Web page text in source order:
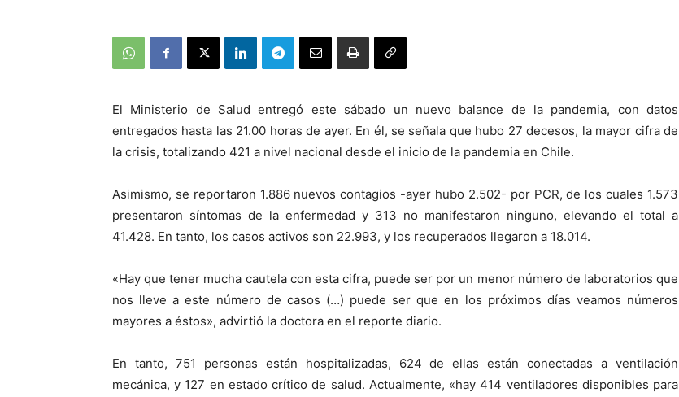
El Ministerio de Salud entregó este sábado un nuevo balance de la pandemia, con datos
entregados hasta las 21.00 horas de ayer. En él, se señala que hubo 27 decesos, la mayor cifra de
la crisis, totalizando 421 a nivel nacional desde el inicio de la pandemia en Chile.
Asimismo, se reportaron 1.886 nuevos contagios -ayer hubo 2.502- por PCR, de los cuales 1.573
presentaron síntomas de la enfermedad y 313 no manifestaron ninguno, elevando el total a
41.428. En tanto, los casos activos son 22.993, y los recuperados llegaron a 18.014.
«Hay que tener mucha cautela con esta cifra, puede ser por un menor número de laboratorios que
nos lleve a este número de casos (…) puede ser que en los próximos días veamos números
mayores a éstos», advirtió la doctora en el reporte diario.
En tanto, 751 personas están hospitalizadas, 624 de ellas están conectadas a ventilación
mecánica, y 127 en estado crítico de salud. Actualmente, «hay 414 ventiladores disponibles para